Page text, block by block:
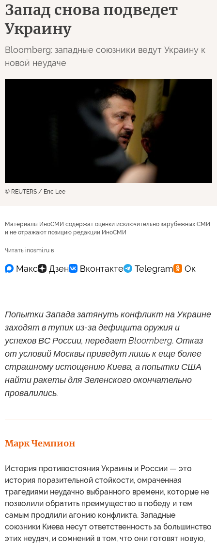
Запад снова подведет
Украину
Bloomberg: западные союзники ведут Украину к
новой неудаче
© REUTERS / Eric Lee
Материалы ИноСМИ содержат оценки исключительно зарубежных СМИ
и не отражают позицию редакции ИноСМИ
Читать inosmi.ru в
Попытки Запада затянуть конфликт на Украине
заходят в тупик из-за дефицита оружия и
успехов ВС России, передает Bloomberg. Отказ
от условий Москвы приведут лишь к еще более
страшному истощению Киева, а попытки США
найти ракеты для Зеленского окончательно
провалились.
Марк Чемпион
История противостояния Украины и России — это
история поразительной стойкости, омраченная
трагедиями неудачно выбранного времени, которые не
позволили обратить преимущество в победу и тем
самым продлили агонию конфликта. Западные
союзники Киева несут ответственность за большинство
этих неудач, и сомнений в том, что они готовят новую,